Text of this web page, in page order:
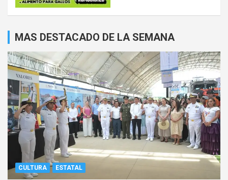
MAS DESTACADO DE LA SEMANA
CULTURA ESTATAL